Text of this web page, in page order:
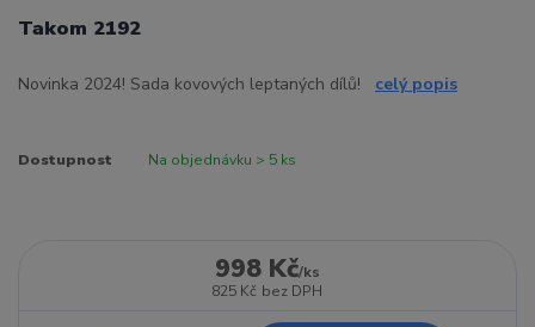
Takom 2192
Novinka 2024! Sada kovových leptaných dílů! celý popis
Dostupnost Na objednávku > 5 ks
998 Kč/ks
825 Kč bez DPH